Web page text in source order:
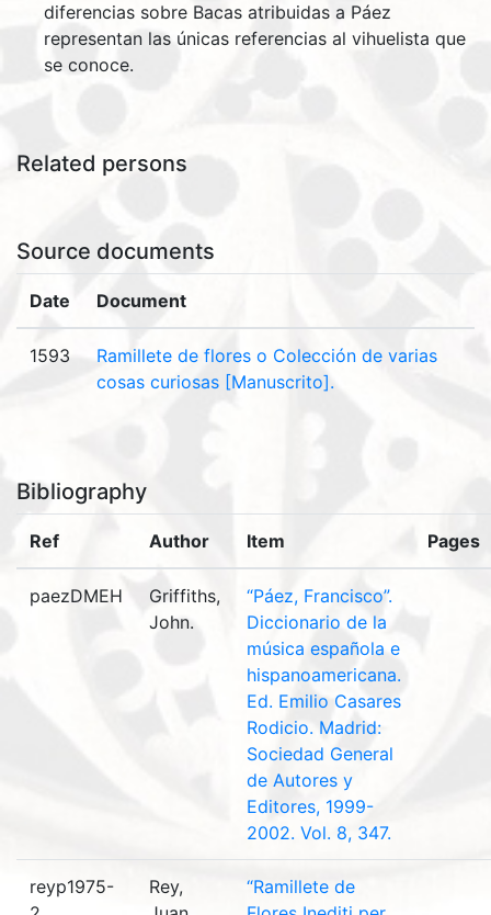
diferencias sobre Bacas atribuidas a Páez
representan las únicas referencias al vihuelista que
se conoce.
Related persons
Source documents
Date Document
1593
Ramillete de flores o Colección de varias
cosas curiosas [Manuscrito].
Bibliography
Ref Author Item Pages
paezDMEH
Griffiths,
John.
“Páez, Francisco”.
Diccionario de la
música española e
hispanoamericana.
Ed. Emilio Casares
Rodicio. Madrid:
Sociedad General
de Autores y
Editores, 1999-
2002. Vol. 8, 347.
reyp1975-
Rey,
“Ramillete de